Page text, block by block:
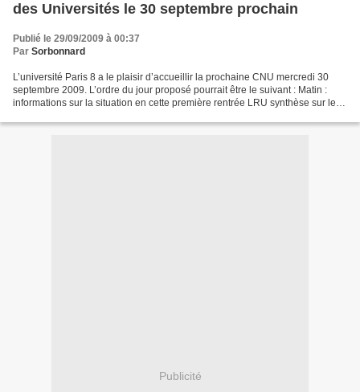
des Universités le 30 septembre prochain
Publié le 29/09/2009 à 00:37
Par Sorbonnard
L’université Paris 8 a le plaisir d’accueillir la prochaine CNU mercredi 30
septembre 2009. L’ordre du jour proposé pourrait être le suivant : Matin :
informations sur la situation en cette première rentrée LRU synthèse sur les
Publicité